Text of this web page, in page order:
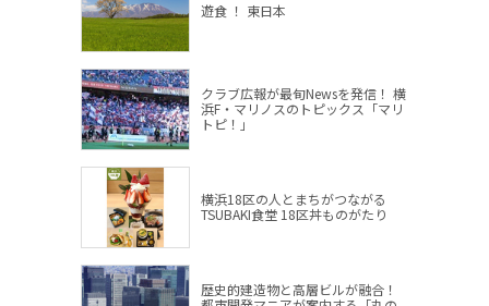
遊食 ！ 東日本
クラブ広報が最旬Newsを発信！ 横
浜F・マリノスのトピックス「マリ
トピ！」
横浜18区の人とまちがつながる
TSUBAKI食堂 18区丼ものがたり
歴史的建造物と高層ビルが融合！